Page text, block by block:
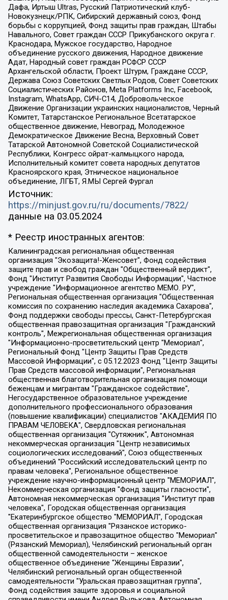
Дафа, Иртыш Ultras, Русский Патриотический клуб-
Новокузнецк/РПК, Сибирский державный союз, Фонд
борьбы с коррупцией, Фонд защиты прав граждан, Штабы
Навального, Совет граждан СССР Прикубанского округа г.
Краснодара, Мужское государство, Народное
объединение русского движения, Народное движение
Адат, Народный совет граждан РСФСР СССР
Архангельской области, Проект Штурм, Граждане СССР,
Держава Союз Советских Светлых Родов, Совет Советских
Социалистических Районов, Meta Platforms Inc, Facebook,
Instagram, WhatsApp, СИЧ-С14, Добровольческое
Движение Организации украинских националистов, Черный
Комитет, Татарстанское Региональное Всетатарское
общественное движение, Невоград, Молодежное
Демократическое Движение Весна, Верховный Совет
Татарской Автономной Советской Социалистической
Республики, Конгресс ойрат-калмыцкого народа,
Исполнительный комитет совета народных депутатов
Красноярского края, Этническое национальное
объединение, ЛГБТ, Я.МЫ Сергей Фургал
Источник:
https://minjust.gov.ru/ru/documents/7822/
данные на 03.05.2024
* Реестр иностранных агентов:
Калининградская региональная общественная организация "Экозащита!-Женсовет", Фонд содействия защите прав и свобод граждан "Общественный вердикт", Фонд "Институт Развития Свободы Информации", Частное учреждение "Информационное агентство МЕМО. РУ", Региональная общественная организация "Общественная комиссия по сохранению наследия академика Сахарова", Фонд поддержки свободы прессы, Санкт-Петербургская общественная правозащитная организация "Гражданский контроль", Межрегиональная общественная организация "Информационно-просветительский центр "Мемориал", Региональный Фонд "Центр Защиты Прав Средств Массовой Информации", с 05.12.2023 Фонд "Центр Защиты Прав Средств массовой информации", Региональная общественная благотворительная организация помощи беженцам и мигрантам "Гражданское содействие", Негосударственное образовательное учреждение дополнительного профессионального образования (повышение квалификации) специалистов "АКАДЕМИЯ ПО ПРАВАМ ЧЕЛОВЕКА", Свердловская региональная общественная организация "Сутяжник", Автономная некоммерческая организация "Центр независимых социологических исследований", Союз общественных объединений "Российский исследовательский центр по правам человека", Региональное общественное учреждение научно-информационный центр "МЕМОРИАЛ", Некоммерческая организация "Фонд защиты гласности", Автономная некоммерческая организация "Институт прав человека", Городская общественная организация "Екатеринбургское общество "МЕМОРИАЛ", Городская общественная организация "Рязанское историко-просветительское и правозащитное общество "Мемориал" (Рязанский Мемориал), Челябинский региональный орган общественной самодеятельности – женское общественное объединение "Женщины Евразии", Челябинский региональный орган общественной самодеятельности "Уральская правозащитная группа", Фонд содействия защите здоровья и социальной справедливости имени Андрея Рылькова, Автономная Некоммерческая Организация "Аналитический Центр Юрия Левады", Автономная некоммерческая организация социальной поддержки населения "Проект Апрель", Региональная общественная организация помощи женщинам и детям, находящимся в кризисной ситуации "Информационно-методический центр "Анна", Фонд содействия развитию массовых коммуникаций и правовому просвещению "Так-так-Так", Фонд содействия устойчивому развитию "Серебряная тайга", Свердловский региональный общественный фонд социальных проектов "Новое время", "Idel.Реалии", Кавказ.Реалии, Крым.Реалии, Телеканал Настоящее Время, Татаро-башкирская служба Радио Свобода (Azatliq Radiosi), Радио Свободная Европа/Радио Свобода (PCE/PC), "Сибирь.Реалии", "Фактограф", Благотворительный фонд помощи осужденным и их семьям, Автономная некоммерческая организация "Институт глобализации и социальных движений", Фонд "В защиту прав заключенных", Частное учреждение "Центр поддержки и содействия развитию средств массовой информации", Пензенский региональный общественный благотворительный фонд "Гражданский союз", "Север.Реалии", Некоммерческая организация Фонд "Правовая инициатива", Общество с ограниченной ответственностью "Радио Свободная Европа/Радио Свобода", Чешское информационное агентство "MEDIUM-ORIENT", Красноярская региональная общественная организация "Мы против СПИДа", Камалягин Денис Николаевич, Маркелов Сергей Евгеньевич, Пономарев Лев Александрович, Савицкая Людмила Алексеевна, Автономная некоммерческая организация "Центр по работе с проблемой насилия "НАСИЛИЮ.НЕТ", Межрегиональный профессиональный союз работников здравоохранения "Альянс врачей", Юридическое лицо, зарегистрированное в Латвийской Республике, SIA "Medusa Project" (регистрационный номер 40103797863, дата регистрации 10.06.2014), Некоммерческая организация "Фонд по борьбе с коррупцией", Автономная некоммерческая организация "Институт права и публичной политики", Баданин Роман Сергеевич, Гликин Максим Александрович, Железнова Мария Михайловна, Лукьянова Юлия Сергеевна, Маетная Елизавета Витальевна, Маняхин Петр Борисович, Чуракова Ольга Владимировна, Ярош Юлия Петровна, Юридическое лицо "The Insider SIA", зарегистрированное в Риге, Латвийская Республика (дата регистрации 26.06.2015), являющееся администратором доменного имени интернет-издания "The Insider SIA", https://theins.ru, Постернак Алексей Евгеньевич, Рубин Михаил Аркадьевич, Анин Роман Александрович, Юридическое лицо Istories fonds, зарегистрированное в Латвийской Республике (регистрационный номер 50008295751, дата регистрации 24.02.2020), Великовский Дмитрий Александрович, Долинина Ирина Николаевна, Мароховская Алеся Алексеевна, Шлейнов Роман Юрьевич, Шмагун Олеся Валентиновна, Общество с ограниченной ответственностью "Альтаир 2021", Общество с ограниченной ответственностью "Вега 2021", Общество с ограниченной ответственностью "Главный редактор 2021", Общество с ограниченной ответственностью "Ромашки монолит", Важенков Артем Валерьевич, Ивановская областная общественная организация "Центр гендерных исследований", Гурман Юрий Альбертович, Медиапроект "ОВД-Инфо", Егоров Владимир Владимирович, Жилинский Владимир Александрович, Общество с ограниченной ответственностью "ЗП", Иванова София Юрьевна, Карезина Инна Павловна, Кильтау Екатерина Викторовна, Петров Алексей Викторович, Пискунов Сергей Евгеньевич, Смирнов Сергей Сергеевич, Тихонов Михаил Сергеевич, Общество с ограниченной ответственностью "ЖУРНАЛИСТ-ИНОСТРАННЫЙ АГЕНТ", Арапова Галина Юрьевна, Вольтская Татьяна Анатольевна, Американская компания "Mason G.E.S. Anonymous Foundation" (США), являющаяся владельцем интернет-издания https://mnews.world/, Компания "Stichting Bellingcat", зарегистрированная в Нидерландах (дата регистрации 11.07.2018), Захаров Андрей Вячеславович, Клепиковская Екатерина Дмитриевна, Общество с ограниченной ответственностью "МЕМО", Перл Роман Александрович, Симонов Евгений Алексеевич, Соловьева Елена Анатольевна, Сотников Даниил Владимирович, Сурначева Елизавета Дмитриевна, Автономная некоммерческая организация по защите прав человека и информированию населения "Якутия – Наше Мнение", Общество с ограниченной ответственностью "Москоу диджитал медиа", с 26.01.2023 Общество с ограниченной ответственностью "Чайка Белые сады", Ветошкина Валерия Валерьевна, Заговора Максим Александрович, Межрегиональное общественное движение "Российская ЛГБТ - сеть", Оленичев Максим Владимирович, Павлов Иван Юрьевич, Скворцова Елена Сергеевна, Общество с ограниченной ответственностью "Как бы инагент", Кочетков Игорь Викторович, Общество с ограниченной ответственностью "Честные выборы", Еланчик Олег Александрович, Общество с ограниченной ответственностью "Нобелевский призыв", Гималова Регина Эмилевна, Григорьев Андрей Валерьевич, Григорьева Алина Александровна, Ассоциация по содействию защите прав призывников, альтернативнослужащих и военнослужащих "Правозащитная группа "Гражданин.Армия.Право", Хисамова Регина Фаритовна, Автономная некоммерческая организация по реализации социально-правовых программ "Лилит", Дальневосточное общественное движение "Маяк", Санкт-Петербургская ЛГБТ-инициативная группа "Выход", Инициативная группа ЛГБТ+ "Реверс", Алексеев Андрей Викторович, Бекбулатова Таисия Львовна, Беляев Иван Михайлович, Владыкина Елена Сергеевна, Гельман Марат Александрович, Никульшина Вероника Юрьевна, Толоконникова Надежда Андреевна, Шендерович Виктор Анатольевич, Общество с ограниченной ответственностью "Данное сообщение", Общество с ограниченной ответственностью Издательский дом "Новая глава", Айнбиндер Александра Александровна, Московский комьюнити-центр для ЛГБТ+инициатив, Благотворительный фонд развития филантропии, Deutsche Welle (Германия, Kurt-Schumacher-Strasse 3, 53113 Bonn), Борзунова Мария Михайловна, Воробьев Виктор Викторович, Голубева Анна Львовна, Константинова Алла Михайловна, Малкова Ирина Владимировна, Мурадов Мурад Абдулгалимович, Осетинская Елизавета Николаевна, Понасенков Евгений Николаевич, Ганапольский Матвей Юрьевич, Киселев Евгений Алексеевич, Борухович Ирина Григорьевна, Дремин Иван Тимофеевич, Дубровский Дмитрий Викторович, Красноярская региональная общественная организация поддержки и развития альтернативных образовательных технологий и межкультурных коммуникаций "ИНТЕРРА", Маяковская Екатерина Алексеевна, Фейгин Марк Захарович, Филимонов Андрей Викторович, Дзугкоева Регина Николаевна, Доброхотов Роман Александрович, Дудь Юрий Александрович, Елкин Сергей Владимирович, Кругликов Кирилл Игоревич, Сабунаева Мария Леонидовна, Семенов Алексей Владимирович, Шаинян Карен Багратович, Шульман Екатерина Михайловна, Асафьев Артур Валерьевич, Вахштайн Виктор Семенович, Венедиктов Алексей Алексеевич, Лушникова Екатерина Евгеньевна, Волков Леонид Михайлович, Невзоров Александр Глебович, Пархоменко Сергей Борисович, Сироткин Ярослав Николаевич, Кара-Мурза Владимир Владимирович, Баранова Наталья Владимировна, Гозман Леонид Яковлевич, Кагарлицкий Борис Юльевич, Климарев Михаил Валерьевич, Милов Владимир Станиславович, Автономная некоммерческая организация Краснодарский центр современного искусства "Типография", Моргенштерн Алишер Тагирович, Соболь Любовь Эдуардовна, Общество с ограниченной ответственностью "ЛИЗА НОРМ", Каспаров Гарри Кимович, Ходорковский Михаил Борисович, Общество с ограниченной ответственностью "Апрельские тезисы", Данилович Ирина Брониславовна, Кашин Олег Владимирович, Петров Николай Владимирович, Пивоваров Алексей Владимирович, Соколов Михаил Владимирович, Цветкова Юлия Владимировна, Чичваркин Евгений Александрович, Комитет против пыток/Команда против пыток, Общество с ограниченной ответственностью "Первый научный", Общество с ограниченной ответственностью "Вертолет и ко", Белоцерковская Вероника Борисовна, Кац Максим Евгеньевич, Лазарева Татьяна Юрьевна, Шаведдинов Руслан Табризович, Яшин Илья Валерьевич, Общество с ограниченной ответственностью "Иноагент ААВ", Алешковский Дмитрий Петрович, Альбац Евгения Марковна, Быков Дмитрий Львович, Галямина Юлия Евгеньевна, Лойко Сергей Леонидович, Мартынов Кирилл Константинович, Медведев Сергей Александрович, Крашенинников Федор Геннадиевич, Гордеева Катерина Вл